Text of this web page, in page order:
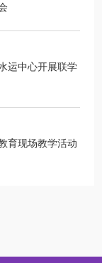
运中心开展联学
育现场教学活动